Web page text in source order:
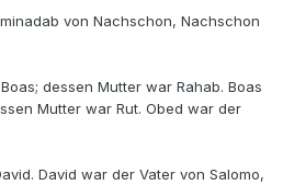
von Nachschon, Nachschon
dessen Mutter war Rahab. Boas
Mutter war Rut. Obed war der
David war der Vater von Salomo,